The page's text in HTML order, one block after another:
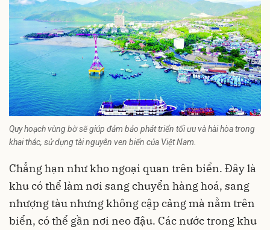
Quy hoạch vùng bờ sẽ giúp đảm bảo phát triển tối ưu và hài hòa trong
khai thác, sử dụng tài nguyên ven biển của Việt Nam.
Chẳng hạn như kho ngoại quan trên biển. Đây là
khu có thể làm nơi sang chuyển hàng hoá, sang
nhượng tàu nhưng không cập cảng mà nằm trên
biển, có thể gần nơi neo đậu. Các nước trong khu